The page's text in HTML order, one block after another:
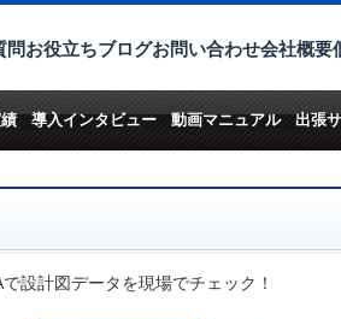
問お役立ちブログお問い合わせ会社概要
導入インタビュー 動画マニュアル 出張
設計図データを現場でチェック！